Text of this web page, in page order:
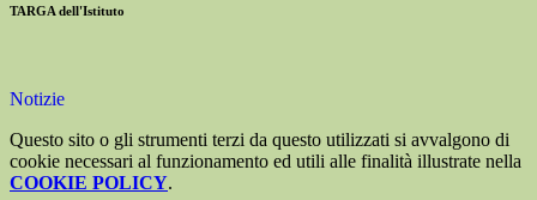
TARGA dell'Istituto
Notizie
Questo sito o gli strumenti terzi da questo utilizzati si avvalgono di
cookie necessari al funzionamento ed utili alle finalità illustrate nella
COOKIE POLICY.